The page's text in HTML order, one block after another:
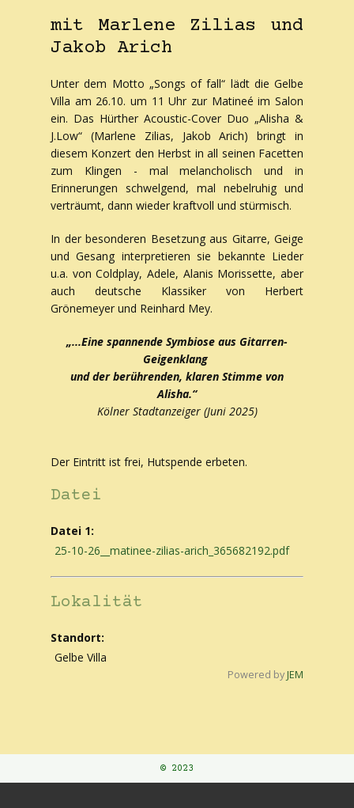
mit Marlene Zilias und
Jakob Arich
Unter dem Motto „Songs of fall“ lädt die Gelbe
Villa am 26.10. um 11 Uhr zur Matineé im Salon
ein. Das Hürther Acoustic-Cover Duo „Alisha &
J.Low“ (Marlene Zilias, Jakob Arich) bringt in
diesem Konzert den Herbst in all seinen Facetten
zum Klingen - mal melancholisch und in
Erinnerungen schwelgend, mal nebelruhig und
verträumt, dann wieder kraftvoll und stürmisch.
In der besonderen Besetzung aus Gitarre, Geige
und Gesang interpretieren sie bekannte Lieder
u.a. von Coldplay, Adele, Alanis Morissette, aber
auch deutsche Klassiker von Herbert
Grönemeyer und Reinhard Mey.
„...Eine spannende Symbiose aus Gitarren-
Geigenklang
und der berührenden, klaren Stimme von
Alisha.“
Kölner Stadtanzeiger (Juni 2025)
Der Eintritt ist frei, Hutspende erbeten.
Datei
Datei 1:
25-10-26__matinee-zilias-arich_365682192.pdf
Lokalität
Standort:
Gelbe Villa
Powered byJEM
© 2023